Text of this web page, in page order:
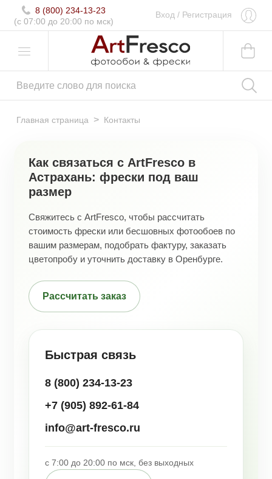
8 (800) 234-13-23
(c 07:00 до 20:00 по мск)
Вход / Регистрация
Главная страница > Контакты
Как связаться с ArtFresco в
Астрахань: фрески под ваш
размер
Свяжитесь с ArtFresco, чтобы рассчитать
стоимость фрески или бесшовных фотообоев по
вашим размерам, подобрать фактуру, заказать
цветопробу и уточнить доставку в Оренбурге.
Рассчитать заказ
Быстрая связь
8 (800) 234-13-23
+7 (905) 892-61-84
info@art-fresco.ru
с 7:00 до 20:00 по мск, без выходных